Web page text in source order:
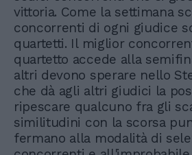
vittoria. Come la settimana
concorrenti di ogni giudice
quartetti. Il miglior
quartetto accede alla
altri devono sperare nello
che dà agli altri giudici la
ripescare qualcuno fra gli
similitudini con la scorsa
fermano alla modalità di